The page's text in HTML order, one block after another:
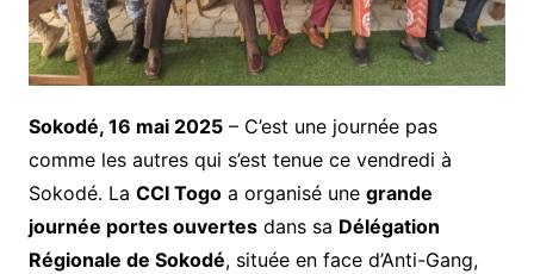
Sokodé, 16 mai 2025– C’est une journée pas
comme les autres qui s’est tenue ce vendredi à
Sokodé. La CCI Togoa organisé une grande
journée portes ouvertesdans sa Délégation
Régionale de Sokodé, située en face d’Anti-Gang,